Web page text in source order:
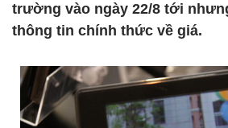
trường vào ngày 22/8 tới
thông tin chính thức về giá.